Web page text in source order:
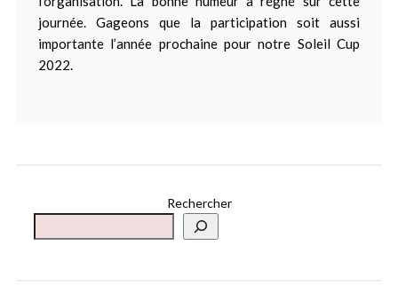
journée. Gageons que la participation soit aussi
importante l’année prochaine pour notre Soleil Cup
2022.
Rechercher